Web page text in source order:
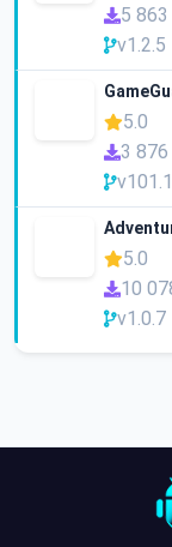
5 863
v1.2.5
5.0
3 876
v101.1
5.0
10
v1.0.7